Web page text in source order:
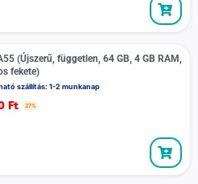
(Újszerű, független, 64 GB, 4 GB RAM,
fekete)
szállítás: 1-2 munkanap
Ft 27%